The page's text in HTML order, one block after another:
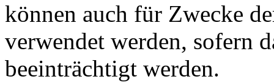
können auch für Zwecke
verwendet werden, sofern
beeinträchtigt werden.